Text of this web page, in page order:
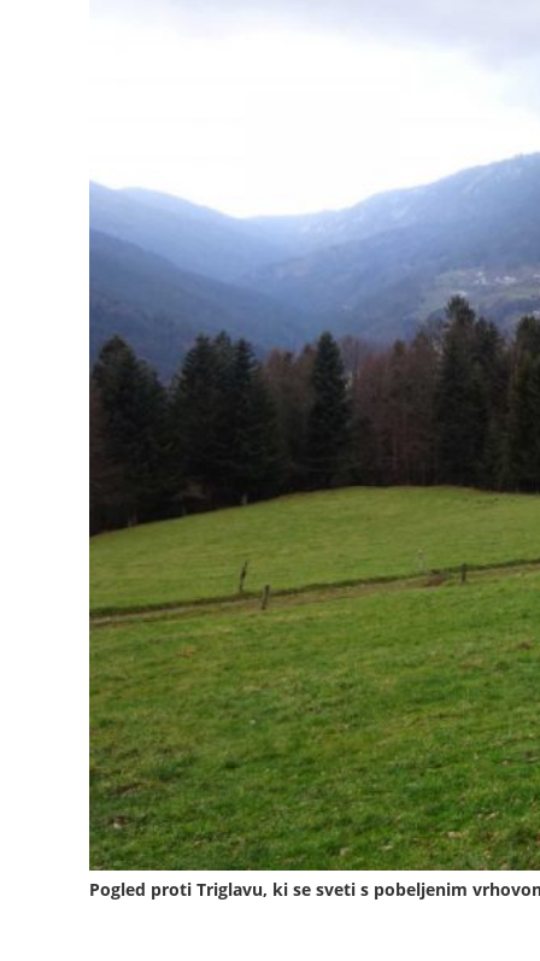
Pogled proti Triglavu, ki se sveti s pobeljenim